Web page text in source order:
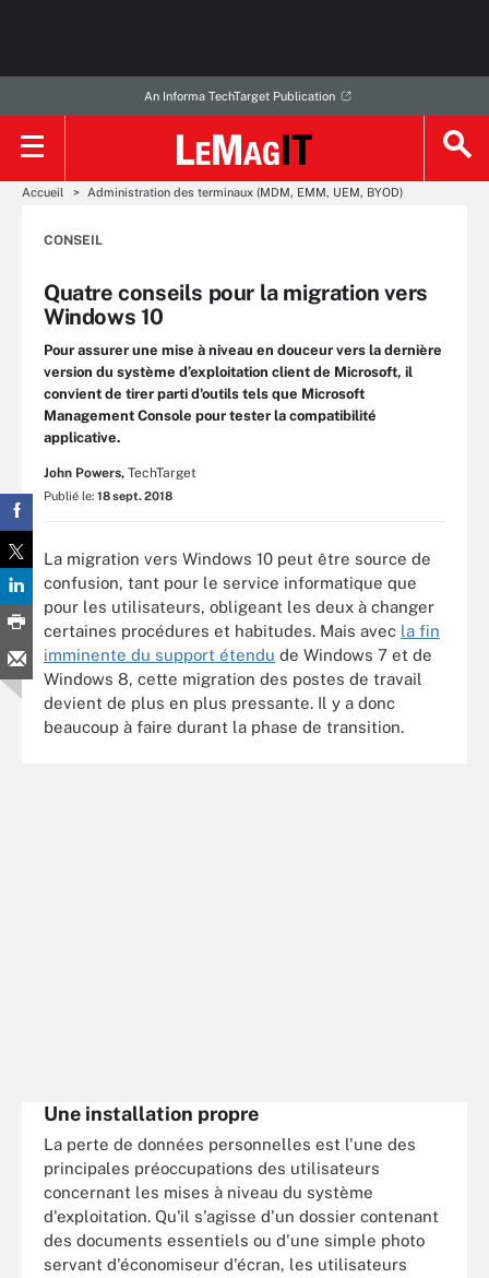
An Informa TechTarget Publication
Accueil Administration des terminaux (MDM, EMM, UEM, BYOD)
CONSEIL
Quatre conseils pour la migration vers
Windows 10
Pour assurer une mise à niveau en douceur vers la dernière
version du système d’exploitation client de Microsoft, il
convient de tirer parti d'outils tels que Microsoft
Management Console pour tester la compatibilité
applicative.
John Powers, TechTarget
Publié le: 18 sept. 2018
La migration vers Windows 10 peut être source de
confusion, tant pour le service informatique que
pour les utilisateurs, obligeant les deux à changer
certaines procédures et habitudes. Mais avec la fin
imminente du support étendu de Windows 7 et de
Windows 8, cette migration des postes de travail
devient de plus en plus pressante. Il y a donc
beaucoup à faire durant la phase de transition.
Une installation propre
La perte de données personnelles est l'une des
principales préoccupations des utilisateurs
concernant les mises à niveau du système
d'exploitation. Qu'il s'agisse d'un dossier contenant
des documents essentiels ou d'une simple photo
servant d'économiseur d'écran, les utilisateurs